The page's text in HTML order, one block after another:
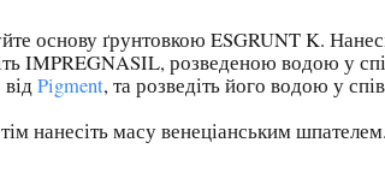
основу ґрунтовкою ESGRUNT K.
IMPREGNASIL, розведеною водою у
Pigment, та розведіть його водою у
три
нанесіть масу венеціанським